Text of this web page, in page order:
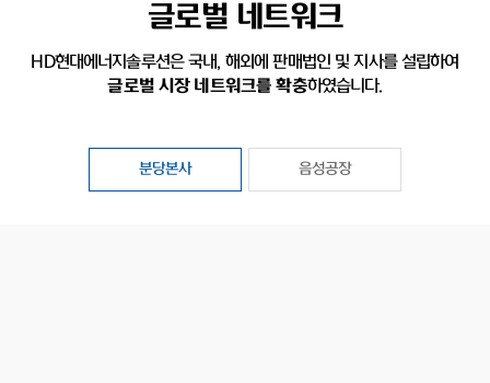
글로벌 네트워크
HD현대에너지솔루션은 국내, 해외에 판매법인 및 지사를 설립하여
글로벌 시장 네트워크를 확충하였습니다.
분당본사 음성공장